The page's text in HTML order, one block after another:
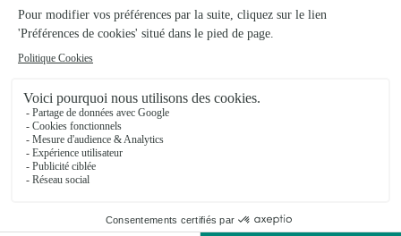
La Roseraie
Albert
Voir la boutique